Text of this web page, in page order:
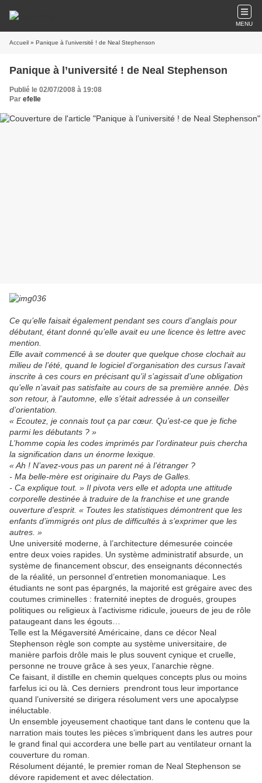
MENU
Accueil » Panique à l’université ! de Neal Stephenson
Panique à l’université ! de Neal Stephenson
Publié le 02/07/2008 à 19:08
Par efelle
Ce qu’elle faisait également pendant ses cours d’anglais pour
débutant, étant donné qu’elle avait eu une licence ès lettre avec
mention.
Elle avait commencé à se douter que quelque chose clochait au
milieu de l’été, quand le logiciel d’organisation des cursus l’avait
inscrite à ces cours en précisant qu’il s’agissait d’une obligation
qu’elle n’avait pas satisfaite au cours de sa première année. Dès
son retour, à l’automne, elle s’était adressée à un conseiller
d’orientation.
« Ecoutez, je connais tout ça par cœur. Qu’est-ce que je fiche
parmi les débutants ? »
L’homme copia les codes imprimés par l’ordinateur puis chercha
la signification dans un énorme lexique.
« Ah ! N’avez-vous pas un parent né à l’étranger ?
- Ma belle-mère est originaire du Pays de Galles.
- Ca explique tout. » Il pivota vers elle et adopta une attitude
corporelle destinée à traduire de la franchise et une grande
ouverture d’esprit. « Toutes les statistiques démontrent que les
enfants d’immigrés ont plus de difficultés à s’exprimer que les
autres. »
Une université moderne, à l’architecture démesurée coincée
entre deux voies rapides. Un système administratif absurde, un
système de financement obscur, des enseignants déconnectés
de la réalité, un personnel d’entretien monomaniaque. Les
étudiants ne sont pas épargnés, la majorité est grégaire avec des
coutumes criminelles : fraternité ineptes de drogués, groupes
politiques ou religieux à l’activisme ridicule, joueurs de jeu de rôle
pataugeant dans les égouts…
Telle est la Mégaversité Américaine, dans ce décor Neal
Stephenson règle son compte au système universitaire, de
manière parfois drôle mais le plus souvent cynique et cruelle,
personne ne trouve grâce à ses yeux, l’anarchie règne.
Ce faisant, il distille en chemin quelques concepts plus ou moins
farfelus ici ou là. Ces derniers prendront tous leur importance
quand l’université se dirigera résolument vers une apocalypse
inéluctable.
Un ensemble joyeusement chaotique tant dans le contenu que la
narration mais toutes les pièces s’imbriquent dans les autres pour
le grand final qui accordera une belle part au ventilateur ornant la
couverture du roman.
Résolument déjanté, le premier roman de Neal Stephenson se
dévore rapidement et avec délectation.